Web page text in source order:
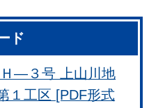
ド
―３号 上山川地
１工区 [PDF形式